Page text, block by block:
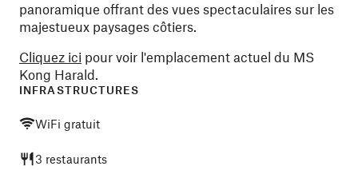
panoramique offrant des vues spectaculaires sur les
majestueux paysages côtiers.
Cliquez ici pour voir l'emplacement actuel du MS
Kong Harald.
INFRASTRUCTURES
WiFi gratuit
3 restaurants